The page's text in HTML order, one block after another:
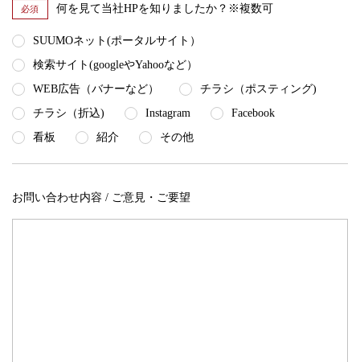
必須 何を見て当社HPを知りましたか？※複数可
SUUMOネット(ポータルサイト）
検索サイト(googleやYahooなど）
WEB広告（バナーなど）
チラシ（ポスティング)
チラシ（折込)
Instagram
Facebook
看板
紹介 その他
お問い合わせ内容 / ご意見・ご要望